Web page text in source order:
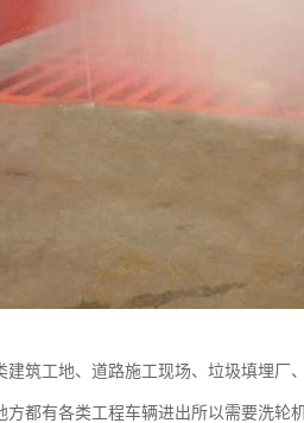
建筑工地、道路施工现场、垃圾填埋
方都有各类工程车辆进出所以需要洗